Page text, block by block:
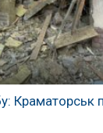
Краматорськ